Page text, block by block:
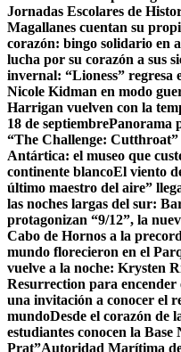
Jornadas Escolares de
Magallanes cuentan su
corazón: bingo solidario en
lucha por su corazón a sus
invernal: “Lioness” regresa
Nicole Kidman en modo
Harrigan vuelven con la
18 de septiembrePanorama
“The Challenge: Cutthroat”
Antártica: el museo que
continente blancoEl viento
último maestro del aire”
las noches largas del sur:
protagonizan “9/12”, la
Cabo de Hornos a la
mundo florecieron en el
vuelve a la noche: Krysten
Resurrection para
una invitación a conocer el
mundoDesde el corazón de
estudiantes conocen la
Prat”Autoridad Marítima